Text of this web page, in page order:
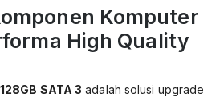
Komputer
High Quality
SATA 3 adalah solusi upgrade